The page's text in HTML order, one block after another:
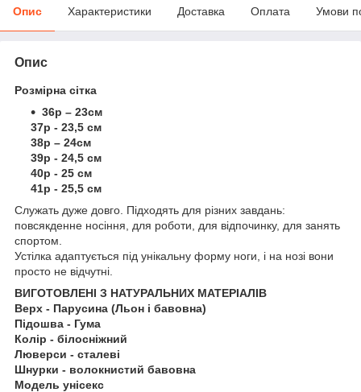
Опис Характеристики Доставка Оплата Умови
Опис
Розмірна сітка
36р – 23см
37р - 23,5 см
38р – 24см
39р - 24,5 см
40р - 25 см
41р - 25,5 см
Служать дуже довго. Підходять для різних завдань:
повсякденне носіння, для роботи, для відпочинку, для занять
спортом.
Устілка адаптується під унікальну форму ноги, і на нозі вони
просто не відчутні.
ВИГОТОВЛЕНІ З НАТУРАЛЬНИХ МАТЕРІАЛІВ
Верх - Парусина (Льон і бавовна)
Підошва - Гума
Колір - білосніжний
Люверси - сталеві
Шнурки - волокнистий бавовна
Модель унісекс